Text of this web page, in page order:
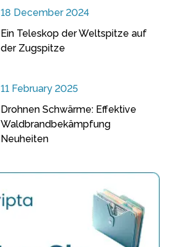
18 December 2024
Ein Teleskop der Weltspitze auf
der Zugspitze
11 February 2025
Drohnen Schwärme: Effektive
Waldbrandbekämpfung
Neuheiten